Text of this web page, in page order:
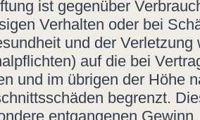
ist gegenüber
Verhalten oder bei
und der
auf die bei
und im übrigen der Höhe
begrenzt.
entgangenen Gewinn.